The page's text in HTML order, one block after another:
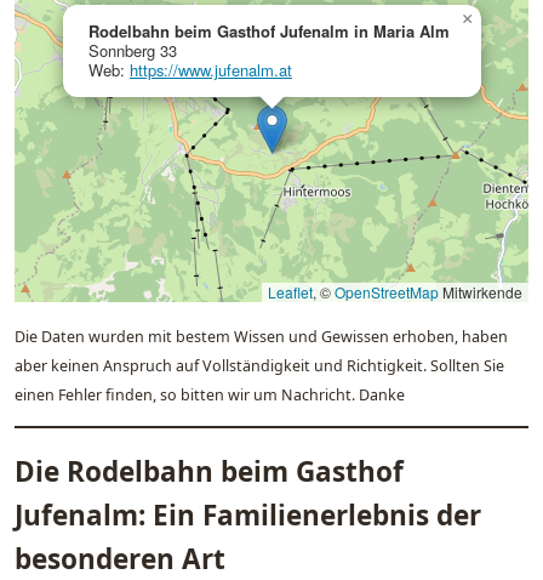
Rodelbahn beim Gasthof Jufenalm in Maria Alm
Sonnberg 33
Web: https://www.jufenalm.at
×
Leaflet, ©OpenStreetMap Mitwirkende
Die Daten wurden mit bestem Wissen und Gewissen erhoben, haben
aber keinen Anspruch auf Vollständigkeit und Richtigkeit. Sollten Sie
einen Fehler finden, so bitten wir um Nachricht. Danke
Die Rodelbahn beim Gasthof
Jufenalm: Ein Familienerlebnis der
besonderen Art